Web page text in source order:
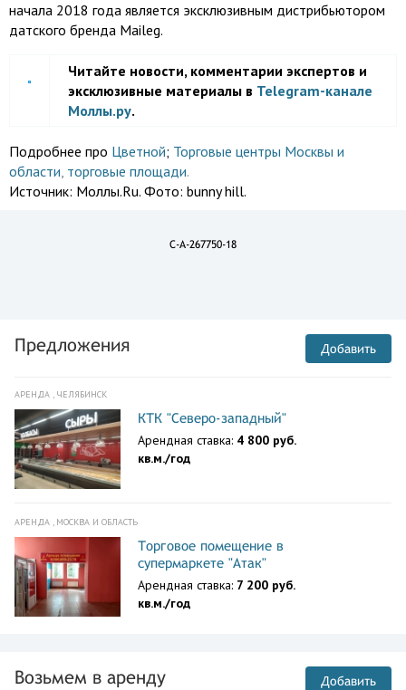
начала 2018 года является эксклюзивным дистрибьютором
датского бренда Maileg.
Читайте новости, комментарии экспертов и
эксклюзивные материалы в Telegram-канале
Моллы.ру.
Подробнее про Цветной; Торговые центры Москвы и
области, торговые площади.
Источник: Моллы.Ru. Фото: bunny hill.
C-A-267750-18
Предложения Добавить
АРЕНДА , ЧЕЛЯБИНСК
КТК "Северо-западный"
Арендная ставка: 4 800 руб.
кв.м./год
АРЕНДА , МОСКВА И ОБЛАСТЬ
Торговое помещение в
супермаркете "Атак"
Арендная ставка: 7 200 руб.
кв.м./год
Возьмем в аренду Добавить